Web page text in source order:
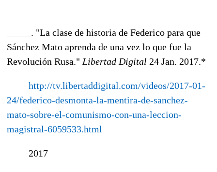
_____. "La clase de historia de Federico para que
Sánchez Mato aprenda de una vez lo que fue la
Revolución Rusa." Libertad Digital 24 Jan. 2017.*
http://tv.libertaddigital.com/videos/2017-01-
24/federico-desmonta-la-mentira-de-sanchez-
mato-sobre-el-comunismo-con-una-leccion-
magistral-6059533.html
2017